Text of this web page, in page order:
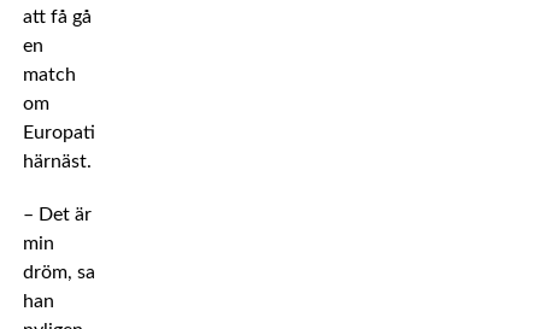
att få gå
en
match
om
Europatiteln
härnäst.
– Det är
min
dröm, sa
han